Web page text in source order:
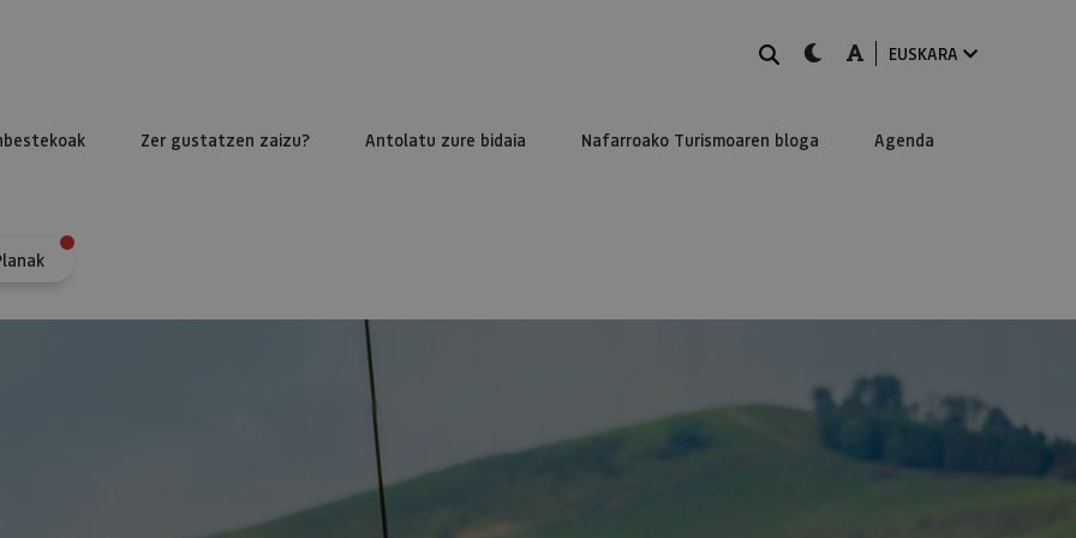
BILATUdark-mode
A-modeEUSKARA
Zer gustatzen zaizu? Antolatu zure bidaia Nafarroako Turismoaren bloga Agenda